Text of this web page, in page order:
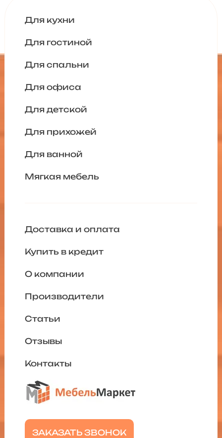
Для кухни
Для гостиной
Для спальни
Для офиса
Для детской
Для прихожей
Для ванной
Мягкая мебель
ЗАКАЗАТЬ ЗВОНОК
Доставка и оплата
Купить в кредит
О компании
Производители
Статьи
Отзывы
Контакты